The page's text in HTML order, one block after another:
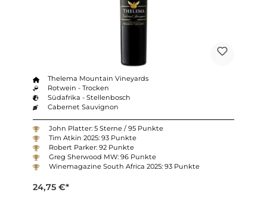
Thelema Mountain Vineyards
Rotwein - Trocken
Südafrika - Stellenbosch
Cabernet Sauvignon
John Platter: 5 Sterne / 95 Punkte
Tim Atkin 2025: 93 Punkte
Robert Parker: 92 Punkte
Greg Sherwood MW: 96 Punkte
Winemagazine South Africa 2025: 93 Punkte
24,75 €*